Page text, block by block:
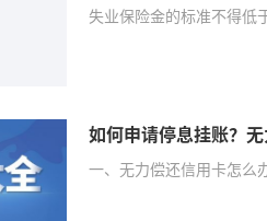
失业保险金的标准不得低
如何申请停息挂账？
一、无力偿还信用卡怎么